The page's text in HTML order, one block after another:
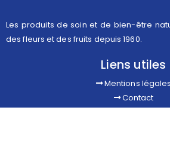
Les produits de soin et de bien-être
des fleurs et des fruits depuis 1960.
Liens utiles
Mentions légales
Contact